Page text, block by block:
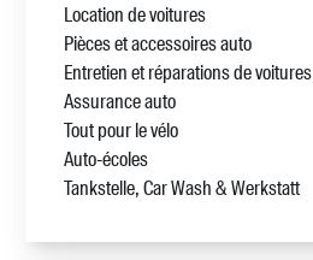
Location de voitures
Pièces et accessoires auto
Entretien et réparations de voitures
Assurance auto
Tout pour le vélo
Auto-écoles
Tankstelle, Car Wash & Werkstatt